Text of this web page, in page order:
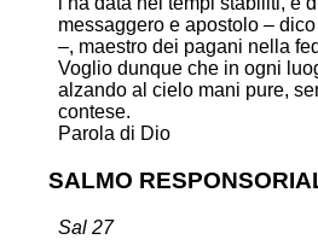
messaggero e apostolo –
–, maestro dei pagani nella
Voglio dunque che in ogni
alzando al cielo mani pure,
contese.
Parola di Dio
SALMO
Sal 27